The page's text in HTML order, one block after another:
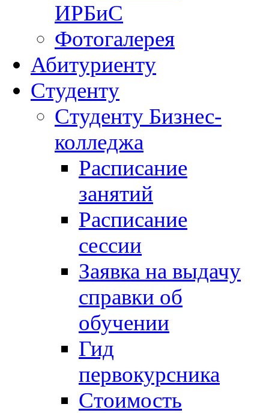
ИРБиС
Фотогалерея
Абитуриенту
Студенту
Студенту Бизнес-
колледжа
Расписание
занятий
Расписание
сессии
Заявка на выдачу
справки об
обучении
Гид
первокурсника
Стоимость